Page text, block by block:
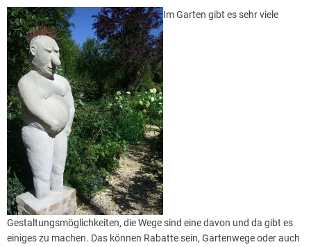
Im Garten gibt es sehr viele
Gestaltungsmöglichkeiten, die Wege sind eine davon und da gibt es
einiges zu machen. Das können Rabatte sein, Gartenwege oder auch